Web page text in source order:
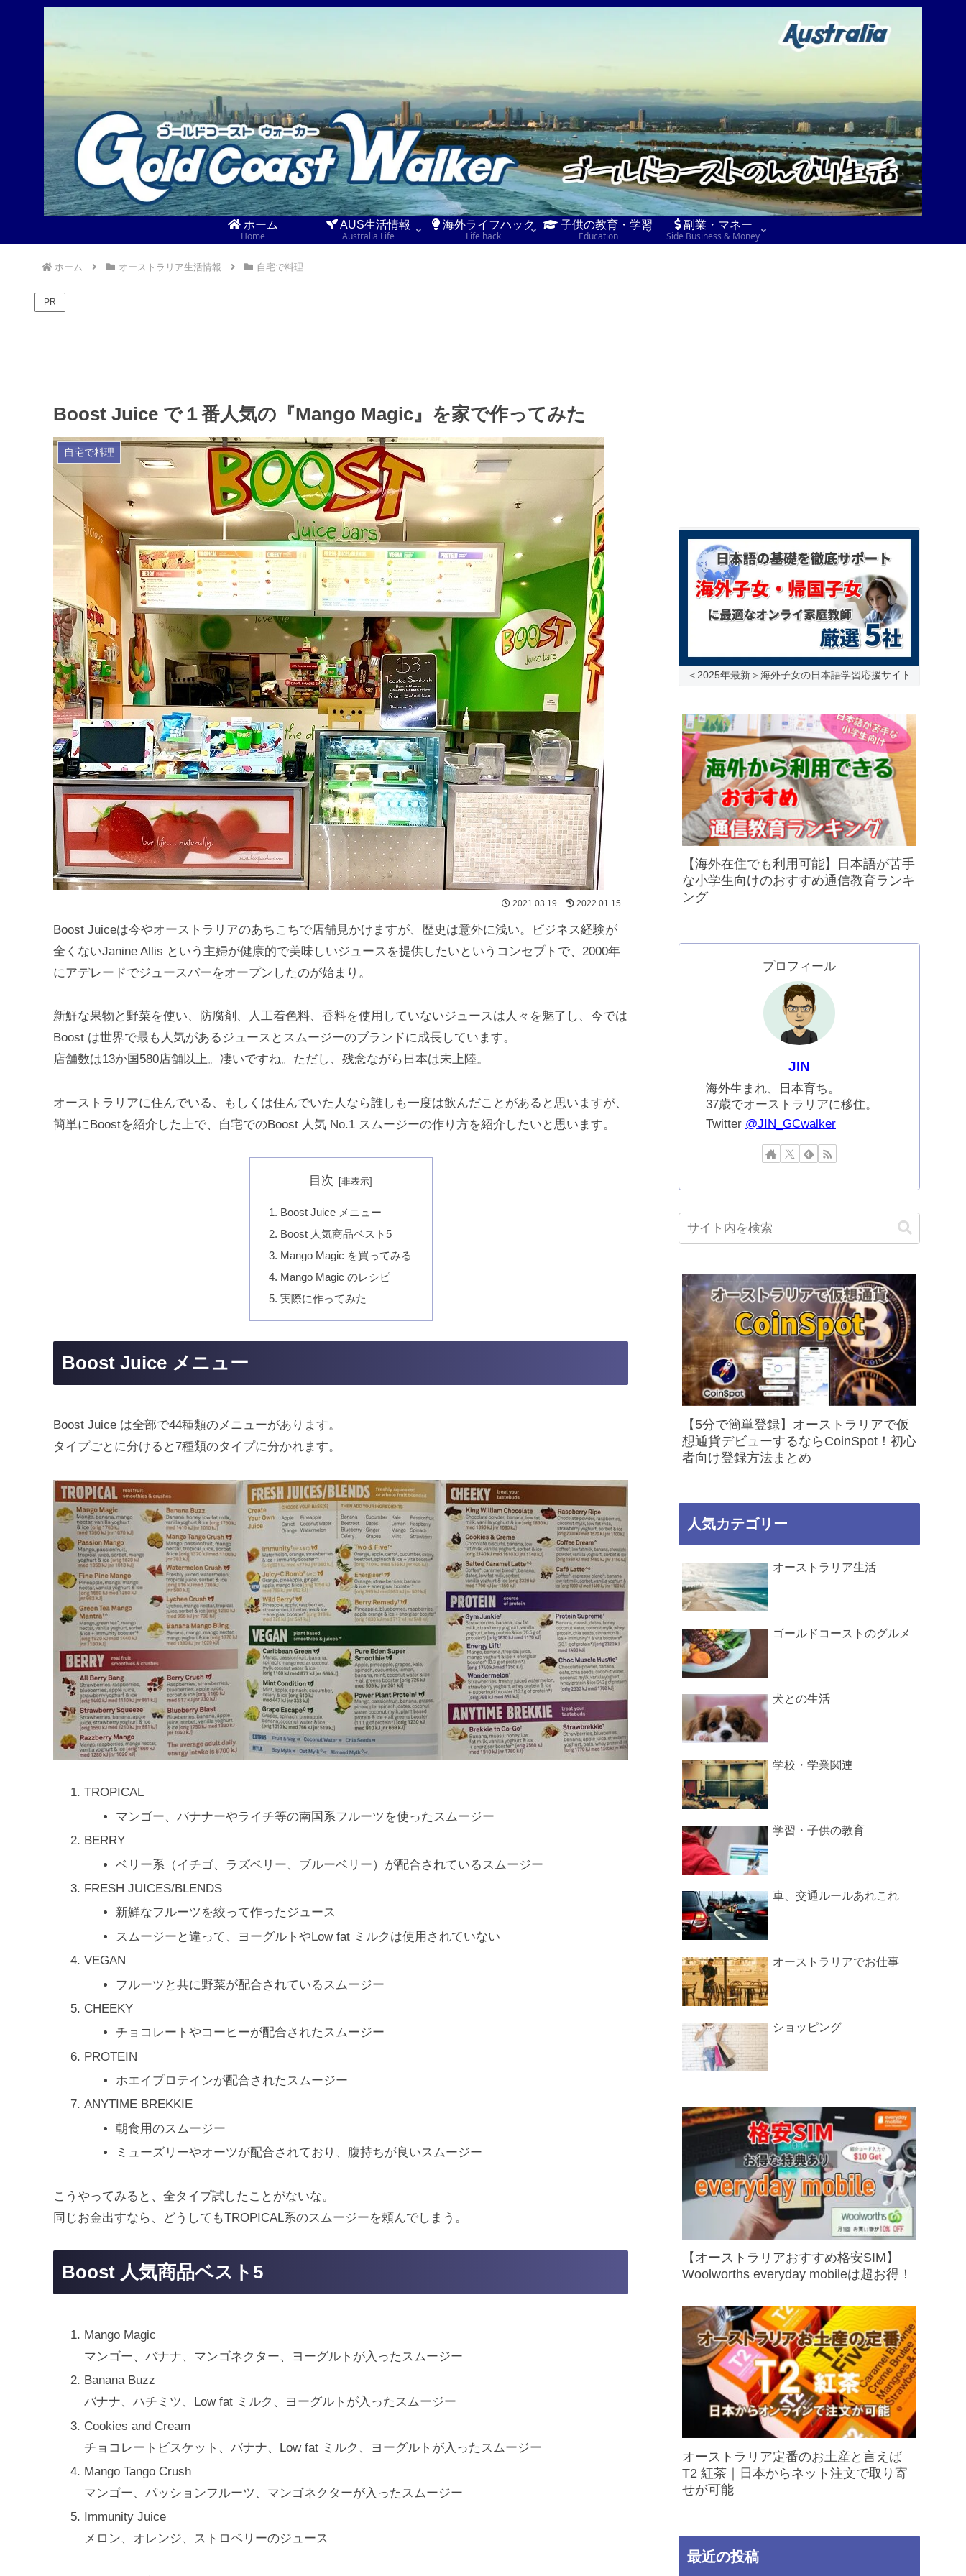
ホーム
Home
AUS生活情報
Australia Life
海外ライフハック
Life hack
子供の教育・学習
Education
副業・マネー
Side Business & Money
ホーム オーストラリア生活情報 自宅で料理
PR
Boost Juice で１番人気の『Mango Magic』を家で作ってみた
自宅で料理
2021.03.19 2022.01.15
Boost Juiceは今やオーストラリアのあちこちで店舗見かけますが、歴史は意外に浅い。ビジネス経験が
全くないJanine Allis という主婦が健康的で美味しいジュースを提供したいというコンセプトで、2000年
にアデレードでジュースバーをオープンしたのが始まり。
新鮮な果物と野菜を使い、防腐剤、人工着色料、香料を使用していないジュースは人々を魅了し、今では
Boost は世界で最も人気があるジュースとスムージーのブランドに成長しています。
店舗数は13か国580店舗以上。凄いですね。ただし、残念ながら日本は未上陸。
オーストラリアに住んでいる、もしくは住んでいた人なら誰しも一度は飲んだことがあると思いますが、
簡単にBoostを紹介した上で、自宅でのBoost 人気 No.1 スムージーの作り方を紹介したいと思います。
目次
Boost Juice メニュー
Boost 人気商品ベスト5
Mango Magic を買ってみる
Mango Magic のレシピ
実際に作ってみた
Boost Juice メニュー
Boost Juice は全部で44種類のメニューがあります。
タイプごとに分けると7種類のタイプに分かれます。
TROPICAL
マンゴー、バナナーやライチ等の南国系フルーツを使ったスムージー
BERRY
ベリー系（イチゴ、ラズベリー、ブルーベリー）が配合されているスムージー
FRESH JUICES/BLENDS
新鮮なフルーツを絞って作ったジュース
スムージーと違って、ヨーグルトやLow fat ミルクは使用されていない
VEGAN
フルーツと共に野菜が配合されているスムージー
CHEEKY
チョコレートやコーヒーが配合されたスムージー
PROTEIN
ホエイプロテインが配合されたスムージー
ANYTIME BREKKIE
朝食用のスムージー
ミューズリーやオーツが配合されており、腹持ちが良いスムージー
こうやってみると、全タイプ試したことがないな。
同じお金出すなら、どうしてもTROPICAL系のスムージーを頼んでしまう。
Boost 人気商品ベスト5
Mango Magic
マンゴー、バナナ、マンゴネクター、ヨーグルトが入ったスムージー
Banana Buzz
バナナ、ハチミツ、Low fat ミルク、ヨーグルトが入ったスムージー
Cookies and Cream
チョコレートビスケット、バナナ、Low fat ミルク、ヨーグルトが入ったスムージー
Mango Tango Crush
マンゴー、パッションフルーツ、マンゴネクターが入ったスムージー
Immunity Juice
メロン、オレンジ、ストロベリーのジュース
＜2025年最新＞海外子女の日本語学習応援サイト
【海外在住でも利用可能】日本語が苦手
な小学生向けのおすすめ通信教育ランキ
ング
プロフィール
JIN
海外生まれ、日本育ち。
37歳でオーストラリアに移住。
Twitter @JIN_GCwalker
【5分で簡単登録】オーストラリアで仮
想通貨デビューするならCoinSpot！初心
者向け登録方法まとめ
人気カテゴリー
オーストラリア生活
ゴールドコーストのグルメ
犬との生活
学校・学業関連
学習・子供の教育
車、交通ルールあれこれ
オーストラリアでお仕事
ショッピング
【オーストラリアおすすめ格安SIM】
Woolworths everyday mobileは超お得！
オーストラリア定番のお土産と言えば
T2 紅茶｜日本からネット注文で取り寄
せが可能
最近の投稿